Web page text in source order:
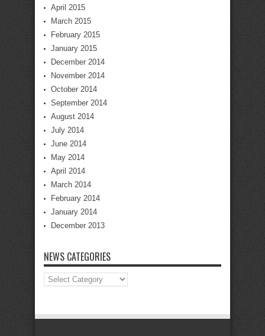
April 2015
March 2015
February 2015
January 2015
December 2014
November 2014
October 2014
September 2014
August 2014
July 2014
June 2014
May 2014
April 2014
March 2014
February 2014
January 2014
December 2013
NEWS CATEGORIES
News
Categories